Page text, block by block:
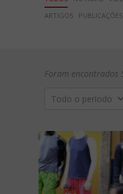
ARTIGOS
PUBLICAÇÕES
Foram encontrados
Todo o período